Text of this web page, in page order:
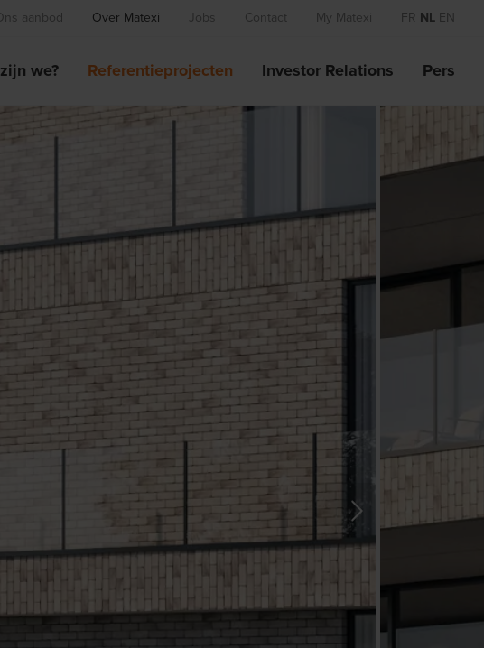
aanbod Over Matexi Jobs Contact My Matexi FR NL EN
we? Referentieprojecten Investor Relations Pers